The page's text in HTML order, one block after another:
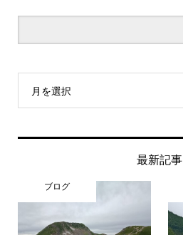
月を選択
最新記事
ブログ